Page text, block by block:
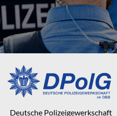
Deutsche Polizeigewerkschaft